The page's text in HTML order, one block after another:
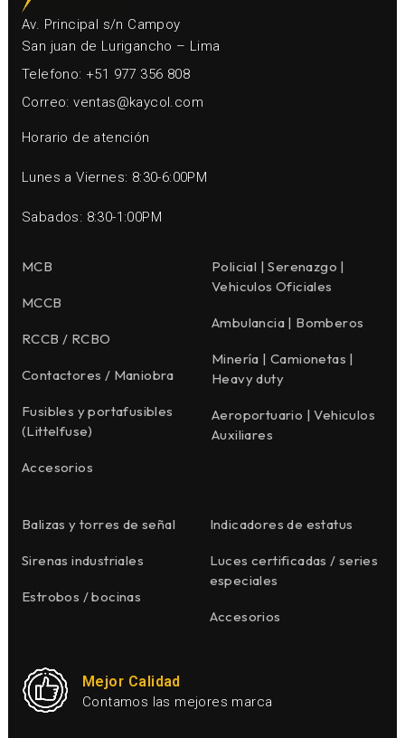
Av. Principal s/n Campoy
San juan de Lurigancho – Lima
Telefono: +51 977 356 808
Correo: ventas@kaycol.com
Horario de atención
Lunes a Viernes: 8:30-6:00PM
Sabados: 8:30-1:00PM
MCB
MCCB
RCCB / RCBO
Contactores / Maniobra
Fusibles y portafusibles
(Littelfuse)
Accesorios
Policial | Serenazgo |
Vehiculos Oficiales
Ambulancia | Bomberos
Minería | Camionetas |
Heavy duty
Aeroportuario | Vehiculos
Auxiliares
Balizas y torres de señal
Sirenas industriales
Estrobos / bocinas
Indicadores de estatus
Luces certificadas / series
especiales
Accesorios
Mejor Calidad
Contamos las mejores marca